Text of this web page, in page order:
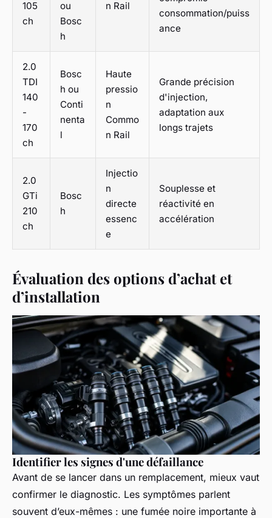
105
ch
ou
Bosc
h
n Rail
consommation/puiss
ance
2.0
TDI
140
-
170
ch
Bosc
h ou
Conti
nenta
l
Haute
pressio
n
Commo
n Rail
Grande précision
d'injection,
adaptation aux
longs trajets
2.0
GTi
210
ch
Bosc
h
Injectio
n
directe
essenc
e
Souplesse et
réactivité en
accélération
Évaluation des options d’achat et
d’installation
Identifier les signes d'une défaillance
Avant de se lancer dans un remplacement, mieux vaut
confirmer le diagnostic. Les symptômes parlent
souvent d’eux-mêmes : une fumée noire importante à